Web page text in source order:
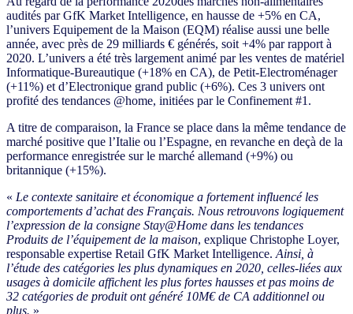
audités par GfK Market Intelligence, en hausse de +5% en CA,
l’univers Equipement de la Maison (EQM) réalise aussi une belle
année, avec près de 29 milliards € générés, soit +4% par rapport à
2020. L’univers a été très largement animé par les ventes de matériel
Informatique-Bureautique (+18% en CA), de Petit-Electroménager
(+11%) et d’Electronique grand public (+6%). Ces 3 univers ont
profité des tendances @home, initiées par le Confinement #1.
A titre de comparaison, la France se place dans la même tendance de
marché positive que l’Italie ou l’Espagne, en revanche en deçà de la
performance enregistrée sur le marché allemand (+9%) ou
britannique (+15%).
« Le contexte sanitaire et économique a fortement influencé les
comportements d’achat des Français. Nous retrouvons logiquement
l’expression de la consigne Stay@Home dans les tendances
Produits de l’équipement de la maison, explique Christophe Loyer,
responsable expertise Retail GfK Market Intelligence. Ainsi, à
l’étude des catégories les plus dynamiques en 2020, celles-liées aux
usages à domicile affichent les plus fortes hausses et pas moins de
32 catégories de produit ont généré 10M€ de CA additionnel ou
plus. »